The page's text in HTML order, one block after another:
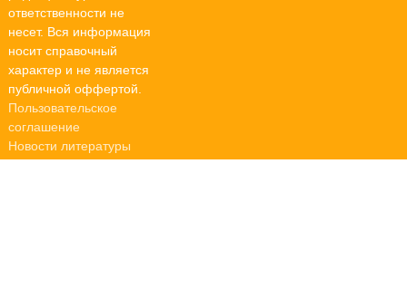
ответственности не
несет. Вся информация
носит справочный
характер и не является
публичной оффертой.
Пользовательское
соглашение
Новости литературы